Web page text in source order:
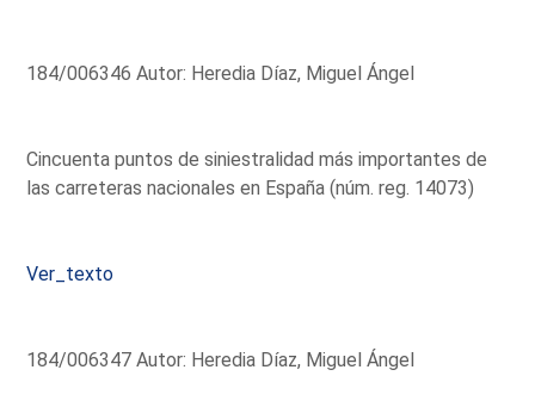
184/006346 Autor: Heredia Díaz, Miguel Ángel
Cincuenta puntos de siniestralidad más importantes de
las carreteras nacionales en España (núm. reg. 14073)
Ver_texto
184/006347 Autor: Heredia Díaz, Miguel Ángel